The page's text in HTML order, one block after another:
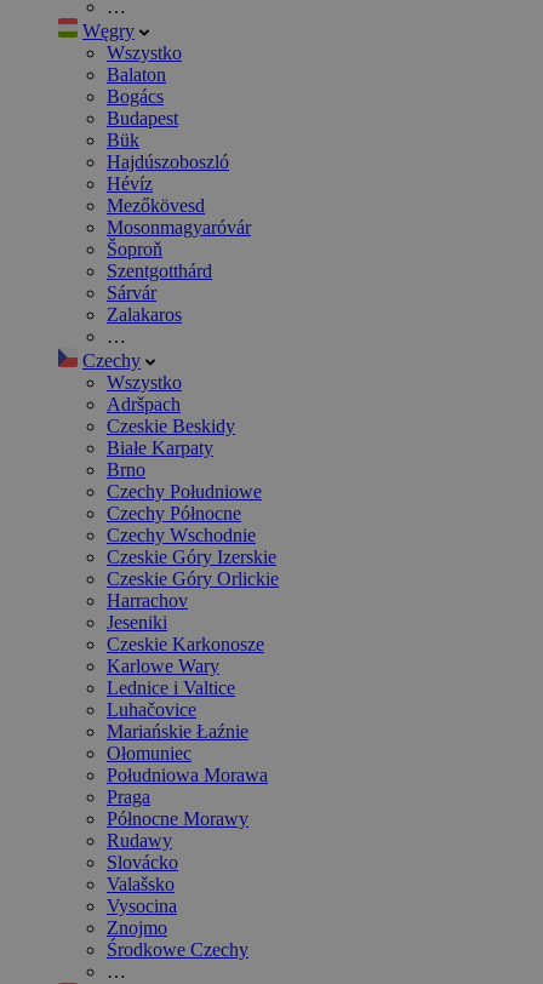
…
Węgry
Wszystko
Balaton
Bogács
Budapest
Bük
Hajdúszoboszló
Hévíz
Mezőkövesd
Mosonmagyaróvár
Šoproň
Szentgotthárd
Sárvár
Zalakaros
…
Czechy
Wszystko
Adršpach
Czeskie Beskidy
Białe Karpaty
Brno
Czechy Południowe
Czechy Północne
Czechy Wschodnie
Czeskie Góry Izerskie
Czeskie Góry Orlickie
Harrachov
Jeseniki
Czeskie Karkonosze
Karlowe Wary
Lednice i Valtice
Luhačovice
Mariańskie Łaźnie
Ołomuniec
Południowa Morawa
Praga
Północne Morawy
Rudawy
Slovácko
Valašsko
Vysocina
Znojmo
Środkowe Czechy
…